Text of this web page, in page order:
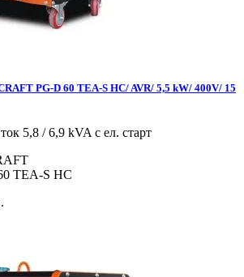
PG-D 60 TEA-S HC/ AVR/ 5,5 kW/ 400V/ 15
5,8 / 6,9 kVA с ел. старт
TEA-S HC